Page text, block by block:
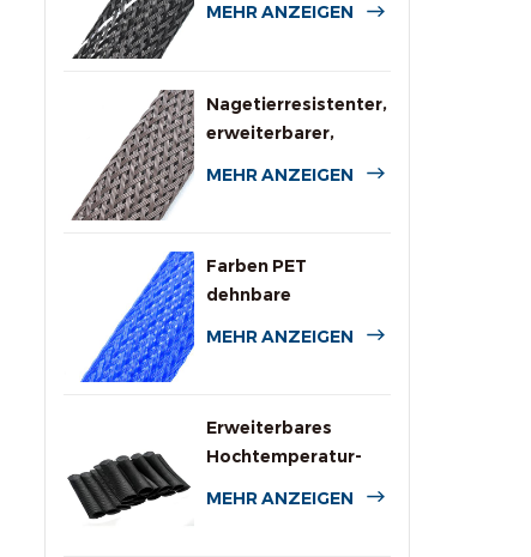
MEHR ANZEIGEN
Nagetierresistenter,
erweiterbarer,
MEHR ANZEIGEN
Farben PET
dehnbare
MEHR ANZEIGEN
Erweiterbares
Hochtemperatur-
MEHR ANZEIGEN